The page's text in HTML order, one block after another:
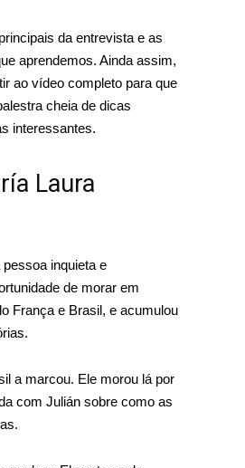
da entrevista e as
aprendemos. Ainda assim,
ao vídeo completo para que
cheia de dicas
interessantes.
Laura
inquieta e
de morar em
França e Brasil, e acumulou
a marcou. Ele morou lá por
com Julián sobre como as